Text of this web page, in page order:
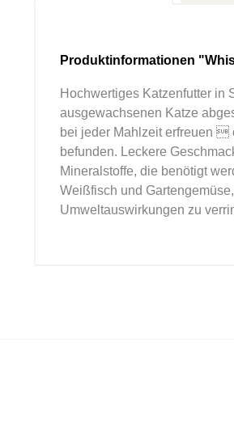
Produktinformationen
Hochwertiges Katzenfutter in
ausgewachsenen Katze
bei jeder Mahlzeit erfreuen 
befunden. Leckere
Mineralstoffe, die benötigt
Weißfisch und
Umweltauswirkungen zu